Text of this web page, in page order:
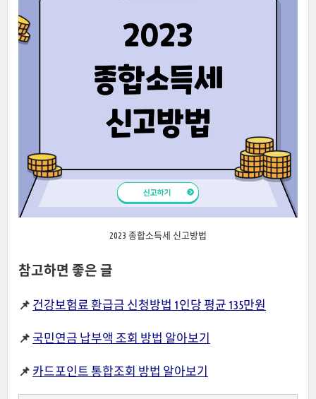
2023 종합소득세 신고방법
참고하면 좋은 글
📌 건강보험료 환급금 신청방법 1인당 평균 135만원
📌 국민연금 납부액 조회 방법 알아보기
📌 카드포인트 통합조회 방법 알아보기